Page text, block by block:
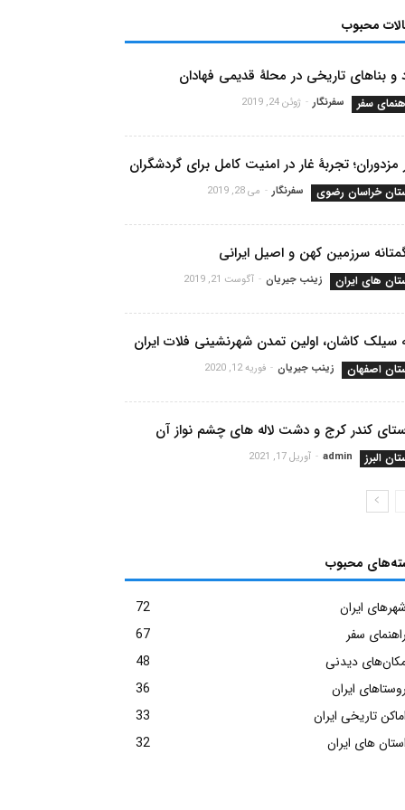
محبوب
و بناهای تاریخی در محلۀ قدیمی فهادان
سفر سفرنگار - ژوئن 24, 2019
مزدوران؛ تجربۀ غار در امنیت کامل برای گردشگران
خراسان رضوی سفرنگار - می 28, 2019
سرزمین کهن و اصیل ایرانی
های ایران زینب جیریان - آگوست 21, 2019
سیلک کاشان، اولین تمدن شهرنشینی فلات ایران
اصفهان زینب جیریان - فوریه 12, 2020
کندر کرج و دشت لاله های چشم نواز آن
البرز admin
- آوریل 17, 2021
محبوب
شهرهای ایران
72
راهنمای سفر
67
دیدنی
48
روستاهای ایران
36
اماکن تاریخی ایران
33
استان های ایران
32